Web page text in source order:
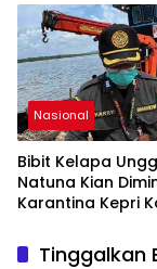
Nasional
Bibit Kelapa
Natuna Kian
Karantina Kepri
BintanTinggalkan